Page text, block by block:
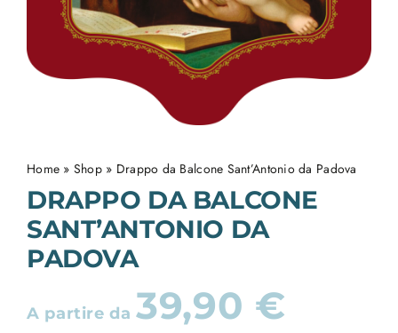
Home » Shop» Drappo da Balcone Sant’Antonio da Padova
DRAPPO DA BALCONE
SANT’ANTONIO DA
PADOVA
A partire da39,90 €